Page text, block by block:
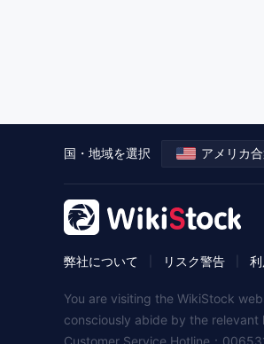
国・地域を選択 アメリカ
弊社について リスク警告
You are visiting the WikiStock
consciously abide by the
Customer Service Hotline：